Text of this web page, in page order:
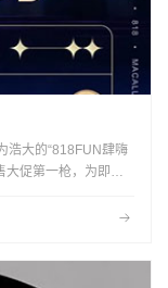
浩大的“818FUN肆嗨
大促第一枪，为即将